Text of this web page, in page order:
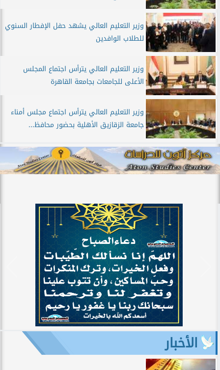
وزير التعليم العالي يشهد حفل الإفطار السنوي
للطلاب الوافدين
وزير التعليم العالي يترأس اجتماع المجلس
الأعلى للجامعات بجامعة القاهرة
وزير التعليم العالي يترأس اجتماع مجلس أمناء
جامعة الزقازيق الأهلية بحضور محافظ...
الأخبار